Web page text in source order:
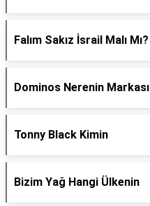
Falım Sakız İsrail Malı Mı?
Dominos Nerenin Markası
Tonny Black Kimin
Bizim Yağ Hangi Ülkenin